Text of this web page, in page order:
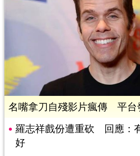
名嘴拿刀自殘影片瘋傳 平台
羅志祥戲份遭重砍 回應：
好